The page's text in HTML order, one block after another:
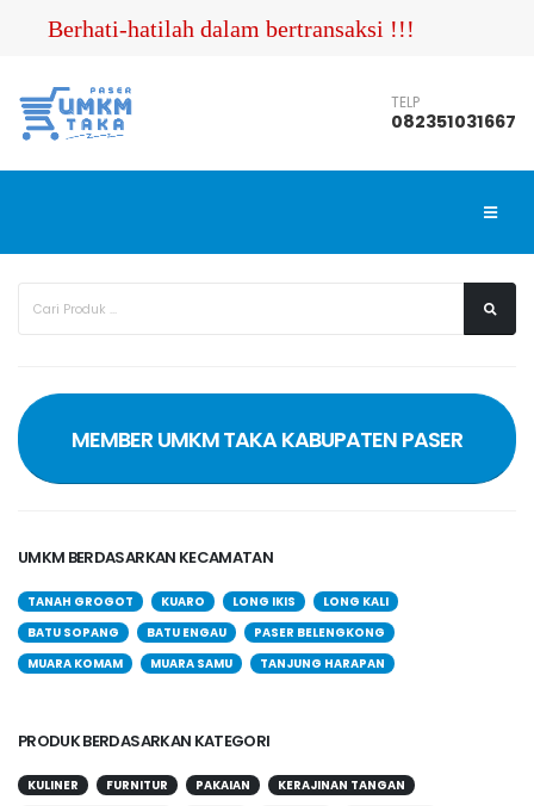
Berhati-hatilah dalam bertransaksi !!! Pastikan
TELP
082351031667
MEMBER UMKM TAKA KABUPATEN PASER
UMKM BERDASARKAN KECAMATAN
TANAH GROGOT KUARO LONG IKIS
LONG KALI
BATU SOPANG
BATU ENGAU
PASER BELENGKONG
MUARA KOMAM
MUARA SAMU TANJUNG HARAPAN
PRODUK BERDASARKAN KATEGORI
KULINER FURNITUR PAKAIAN
KERAJINAN TANGAN